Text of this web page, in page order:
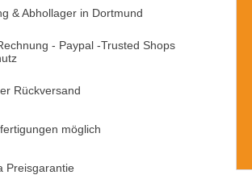
& Abhollager in Dortmund
- Paypal -Trusted Shops
Rückversand
möglich
Preisgarantie